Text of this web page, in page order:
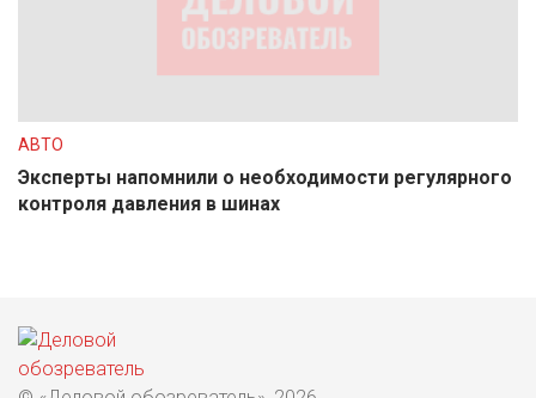
АВТО
Эксперты напомнили о необходимости регулярного
контроля давления в шинах